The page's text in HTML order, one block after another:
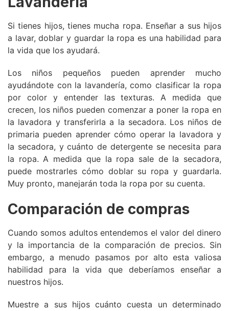
Si tienes hijos, tienes mucha ropa. Enseñar a sus hijos
a lavar, doblar y guardar la ropa es una habilidad para
la vida que los ayudará.
Los niños pequeños pueden aprender mucho
ayudándote con la lavandería, como clasificar la ropa
por color y entender las texturas. A medida que
crecen, los niños pueden comenzar a poner la ropa en
la lavadora y transferirla a la secadora. Los niños de
primaria pueden aprender cómo operar la lavadora y
la secadora, y cuánto de detergente se necesita para
la ropa. A medida que la ropa sale de la secadora,
puede mostrarles cómo doblar su ropa y guardarla.
Muy pronto, manejarán toda la ropa por su cuenta.
Comparación de compras
Cuando somos adultos entendemos el valor del dinero
y la importancia de la comparación de precios. Sin
embargo, a menudo pasamos por alto esta valiosa
habilidad para la vida que deberíamos enseñar a
nuestros hijos.
Muestre a sus hijos cuánto cuesta un determinado